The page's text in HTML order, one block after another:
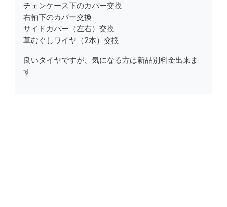
チェンケース下のカバー交換
右軸下のカバー交換
サイドカバー（左右） 交換
草むぐしワイヤ（2本） 交換
良いタイヤですが、気になる方は新品別料金出来ま
す